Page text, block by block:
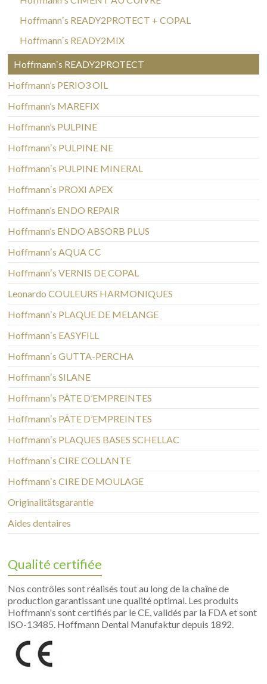
Hoffmannʼs READY2PROTECT + COPAL
Hoffmannʼs READY2MIX
Hoffmannʼs READY2PROTECT
Hoffmann’s PERIO3 OIL
Hoffmann’s MAREFIX
Hoffmann’s PULPINE
Hoffmannʼs PULPINE NE
Hoffmannʼs PULPINE MINERAL
Hoffmannʼs PROXI APEX
Hoffmann’s ENDO REPAIR
Hoffmann’s ENDO ABSORB PLUS
Hoffmannʼs AQUA CC
Hoffmannʼs VERNIS DE COPAL
Leonardo COULEURS HARMONIQUES
Hoffmannʼs PLAQUE DE MELANGE
Hoffmannʼs EASYFILL
Hoffmannʼs GUTTA-PERCHA
Hoffmannʼs SILANE
Hoffmannʼs PÂTE D’EMPREINTES
Hoffmannʼs PÂTE D’EMPREINTES
Hoffmannʼs PLAQUES BASES SCHELLAC
Hoffmannʼs CIRE COLLANTE
Hoffmannʼs CIRE DE MOULAGE
Originalitätsgarantie
Aides dentaires
Qualité certifiée
Nos contrôles sont réalisés tout au long de la chaîne de
production garantissant une qualité optimal. Les produits
Hoffmann's sont certifiés par le CE, validés par la FDA et sont
ISO-13485. Hoffmann Dental Manufaktur depuis 1892.